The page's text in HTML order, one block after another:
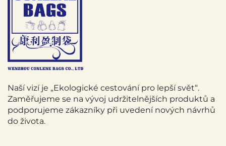
Naší vizí je „Ekologické cestování pro lepší svět“.
Zaměřujeme se na vývoj udržitelnějších produktů a
podporujeme zákazníky při uvedení nových návrhů
do života.